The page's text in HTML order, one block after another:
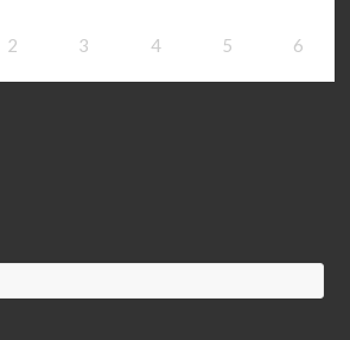
2 3 4 5 6